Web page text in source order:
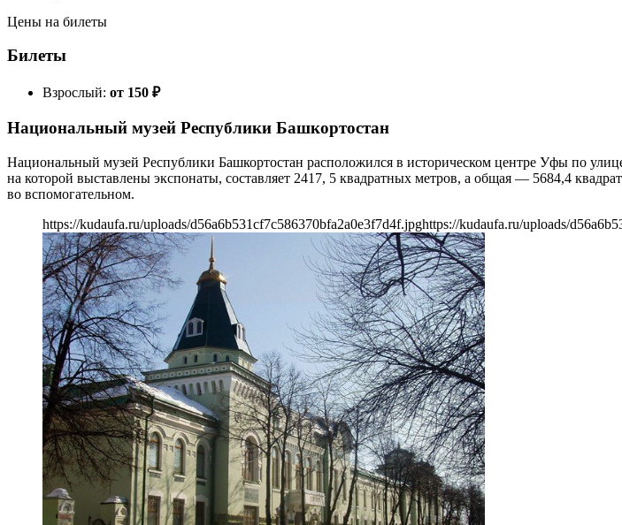
Цены на билеты
Билеты
Взрослый: от 150 ₽
Национальный музей Республики Башкортостан
Национальный музей Республики Башкортостан расположился в историческом центре Уфы по
на которой выставлены экспонаты, составляет 2417, 5 квадратных метров, а общая — 5684,4
во вспомогательном.
https://kudaufa.ru/uploads/d56a6b531cf7c586370bfa2a0e3f7d4f.jpghttps://kudaufa.ru/uploads/